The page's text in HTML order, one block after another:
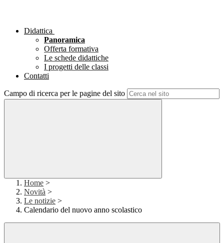
Didattica
Panoramica
Offerta formativa
Le schede didattiche
I progetti delle classi
Contatti
Campo di ricerca per le pagine del sito
Home >
Novità >
Le notizie >
Calendario del nuovo anno scolastico